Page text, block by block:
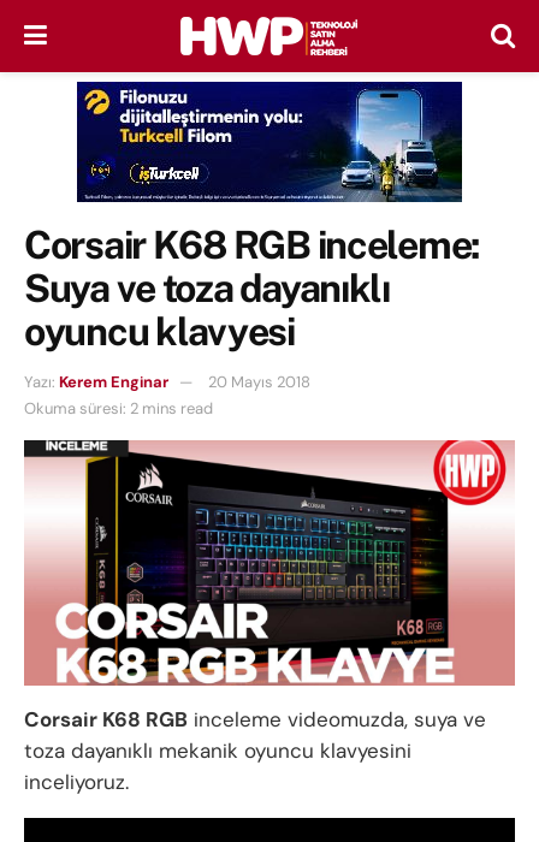
Corsair K68 RGB inceleme:
Suya ve toza dayanıklı
oyuncu klavyesi
Yazı: Kerem Enginar
20 Mayıs 2018
Okuma süresi: 2 mins read
Corsair K68 RGB inceleme videomuzda, suya ve
toza dayanıklı mekanik oyuncu klavyesini
inceliyoruz.